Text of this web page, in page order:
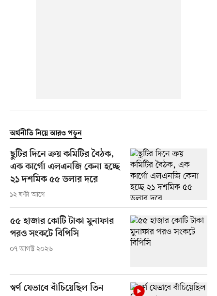
অর্থনীতি নিয়ে আরও পড়ুন
ছুটির দিনে ক্রয় কমিটির বৈঠক,
এক কার্গো এলএনজি কেনা হচ্ছে
২১ দশমিক ৫৫ ডলার দরে
১২ ঘণ্টা আগে
৫৫ হাজার কোটি টাকা মুনাফার
পরও সংকটে বিপিসি
০৭ আগস্ট ২০২৬
স্বর্ণ যেভাবে বাঁচিয়েছিল তিন